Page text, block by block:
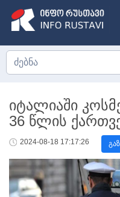
იტალიაში
36 წლის
2024-08-18 17:17:26